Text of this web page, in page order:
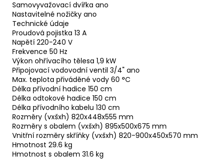
Samovyvažovací dvířka ano
Nastavitelné nožičky ano
Technické údaje
Proudová pojistka 13 A
Napětí 220-240 V
Frekvence 50 Hz
Výkon ohřívacího tělesa 1,9 kW
Připojovací vodovodní ventil 3/4" ano
Max. teplota přiváděné vody 60 °C
Délka přívodní hadice 150 cm
Délka odtokové hadice 150 cm
Délka přívodního kabelu 130 cm
Rozměry (vxšxh) 820x448x555 mm
Rozměry s obalem (vxšxh) 895x500x675 mm
Vnitřní rozměry skříňky (vxšxh) 820-900x450x570 mm
Hmotnost 29.6 kg
Hmotnost s obalem 31.6 kg